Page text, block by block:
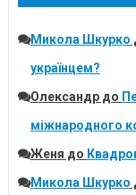
Микола Шкурко
українцем?
Олександрдо
міжнародного
Женя до
Микола Шкурко